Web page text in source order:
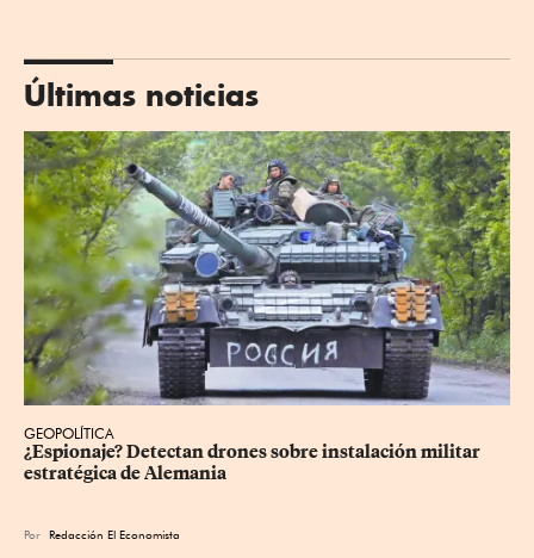
Últimas noticias
GEOPOLÍTICA
¿Espionaje? Detectan drones sobre instalación militar
estratégica de Alemania
Por Redacción El Economista